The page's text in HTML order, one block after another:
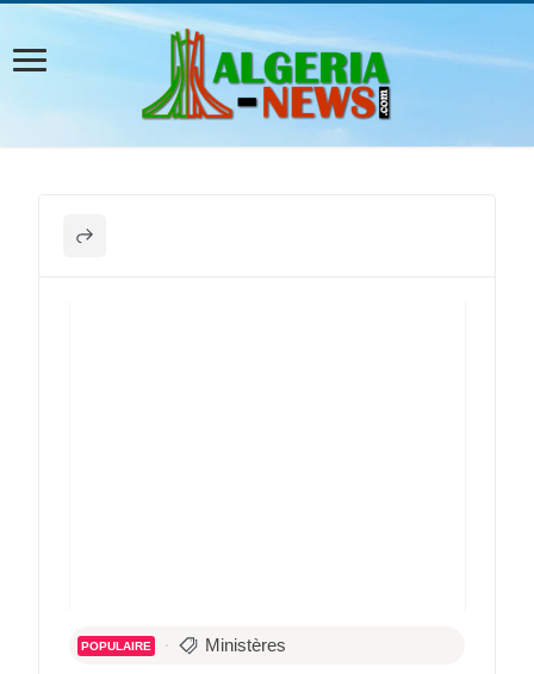
POPULAIRE Ministères